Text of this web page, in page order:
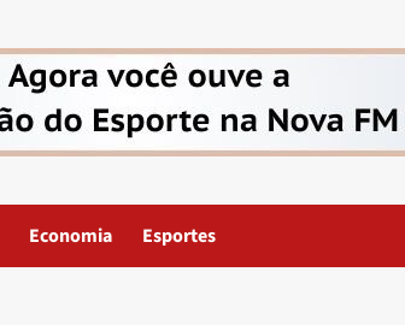
Economia Esportes